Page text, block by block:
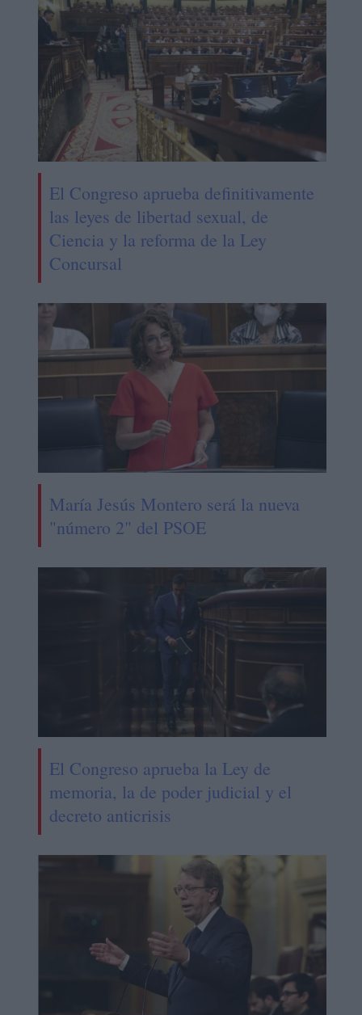
El Congreso aprueba definitivamente
las leyes de libertad sexual, de
Ciencia y la reforma de la Ley
Concursal
María Jesús Montero será la nueva
"número 2" del PSOE
El Congreso aprueba la Ley de
memoria, la de poder judicial y el
decreto anticrisis